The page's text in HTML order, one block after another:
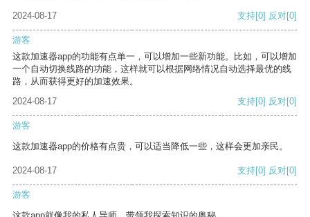
2024-08-17 支持[0] 反对[0]
游客
这款加速器app的功能有点单一，可以增加一些新功能。比如，可以增加
一个自动切换线路的功能，这样就可以根据网络情况自动选择最优的线
路，从而获得更好的加速效果。
2024-08-17
支持[0] 反对[0]
游客
这款加速器app的价格有点贵，可以适当降低一些，这样会更加亲民。
2024-08-17 支持[0] 反对[0]
游客